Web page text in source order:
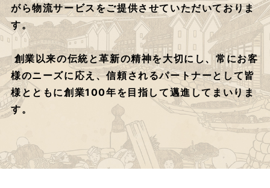
がら物流サービスをご提供させていただいておりま
す。
創業以来の伝統と革新の精神を大切にし、常にお客
様のニーズに応え、信頼されるパートナーとして皆
様とともに創業100年を目指して邁進してまいりま
す。